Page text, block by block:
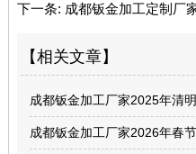
下一条: 成都钣金加工定制厂
【相关文章】
成都钣金加工厂家2025年清
成都钣金加工厂家2026年春